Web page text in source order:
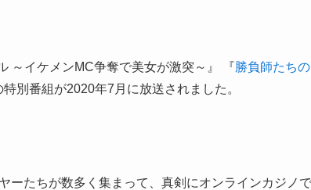
～イケメンMC争奪で美女が激突～』 『勝負師たちの
特別番組が2020年7月に放送されました。
ーたちが数多く集まって、真剣にオンラインカジノで